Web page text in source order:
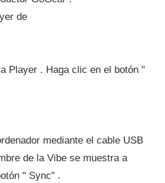
de
Player . Haga clic en el botón "
mediante el cable USB
de la Vibe se muestra a
" Sync" .